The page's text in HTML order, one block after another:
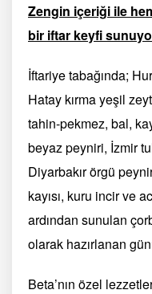
Zengin içeriği ile
bir iftar keyfi
İftariye tabağında;
Hatay kırma yeşil
tahin-pekmez, bal,
beyaz peyniri, İzmir
Diyarbakır örgü
kayısı, kuru incir ve
ardından sunulan
olarak hazırlanan
Beta’nın özel